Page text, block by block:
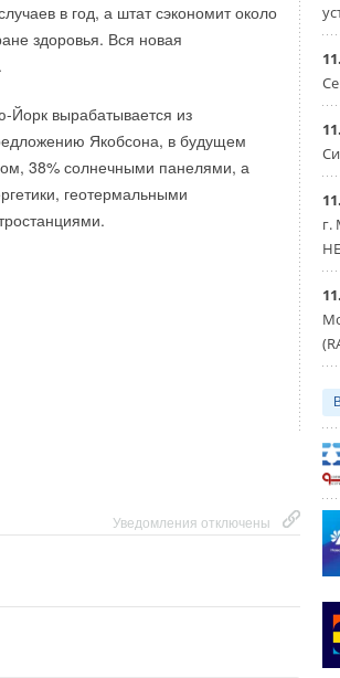
в год, а штат сэкономит около
здоровья. Вся новая
Йорк вырабатывается из
Якобсона, в будущем
38% солнечными панелями, а
геотермальными
Уведомления отключены
г.